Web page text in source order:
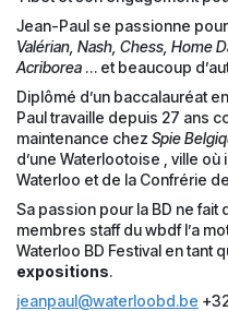
Jean-Paul se passionne
Valérian, Nash, Chess, Home
Acriborea … et beaucoup
Diplômé d’un baccalauréat
Paul travaille depuis 27 ans
maintenance chez Spie
d’une Waterlootoise , ville
Waterloo et de la Confrérie
Sa passion pour la BD ne fait
membres staff du wbdf l’a
Waterloo BD Festival en tant
expositions.
jeanpaul@waterloobd.be